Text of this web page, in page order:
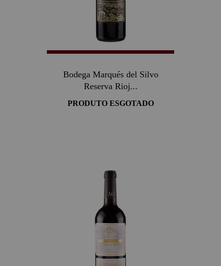
Bodega Marqués del Silvo
Reserva Rioj...
PRODUTO ESGOTADO